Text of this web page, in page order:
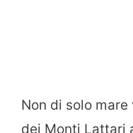
Non di solo
dei Monti Lattari